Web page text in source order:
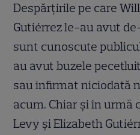
Despărțirile pe care
Gutiérrez le-au avut
sunt cunoscute
au avut buzele
sau infirmat niciodată
acum. Chiar și în urmă
Levy și Elizabeth